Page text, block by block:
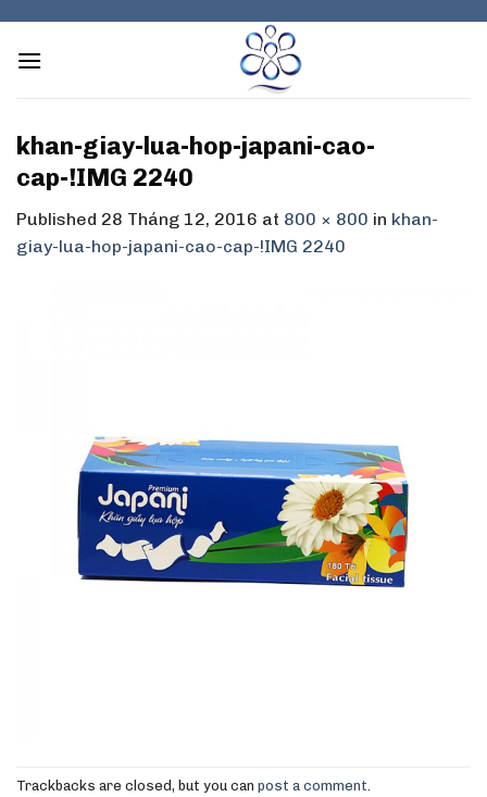
content
khan-giay-lua-hop-japani-cao-
cap-!IMG 2240
Published 28 Tháng 12, 2016 at 800 × 800 in khan-
giay-lua-hop-japani-cao-cap-!IMG 2240
Trackbacks are closed, but you can post a comment